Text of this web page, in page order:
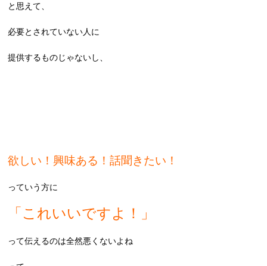
と思えて、
必要とされていない人に
提供するものじゃないし、
欲しい！興味ある！話聞きたい！
っていう方に
「これいいですよ！」
って伝えるのは全然悪くないよね